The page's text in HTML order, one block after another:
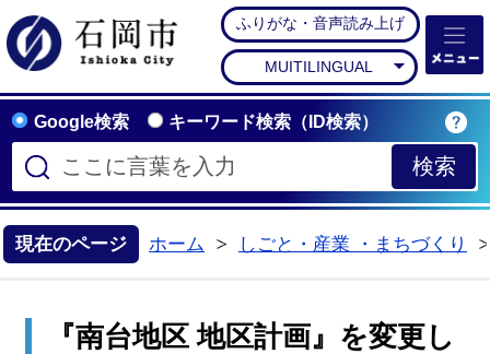
石岡市公式ホームペー
ふりがな・音声読み上げ
MUITILINGUAL
Google検索 キーワード検索（ID検索）
現在のページ ホーム
しごと・産業 ・まちづくり
『南台地区 地区計画』を変更し